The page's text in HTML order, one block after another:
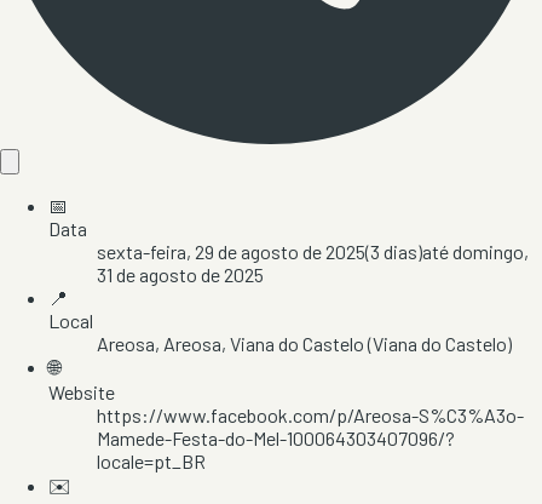
📅
Data
sexta-feira, 29 de agosto de 2025(3 dias)atédomingo,
31 de agosto de 2025
📍
Local
Areosa, Areosa, Viana do Castelo(Viana do Castelo)
🌐
Website
https://www.facebook.com/p/Areosa-S%C3%A3o-
Mamede-Festa-do-Mel-100064303407096/?
locale=pt_BR
✉️